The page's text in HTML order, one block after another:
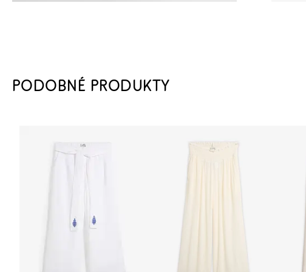
PODOBNÉ PRODUKTY